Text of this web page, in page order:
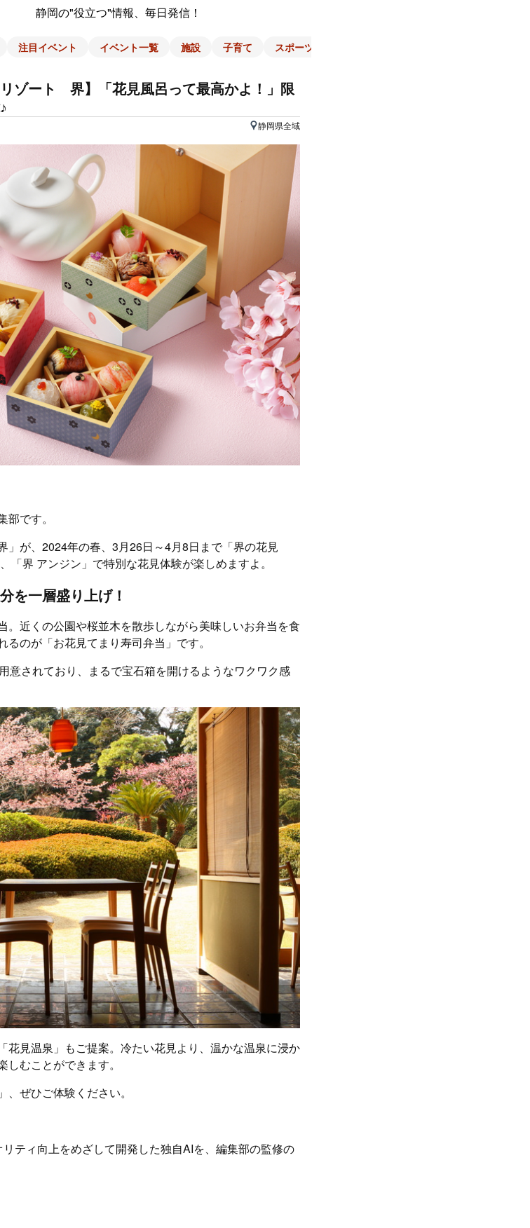
静岡の"役立つ"情報、毎日発信！
注目イベント イベント一覧 施設 子育て スポーツ
ゾート 界】「花見風呂って最高かよ！」限
静岡県全域
です。
」が、2024年の春、3月26日～4月8日まで「界の花見
「界 アンジン」で特別な花見体験が楽しめますよ。
を一層盛り上げ！
。近くの公園や桜並木を散歩しながら美味しいお弁当を食
のが「お花見てまり寿司弁当」です。
意されており、まるで宝石箱を開けるようなワクワク感
花見温泉」もご提案。冷たい花見より、温かな温泉に浸か
むことができます。
ぜひご体験ください。
ティ向上をめざして開発した独自AIを、編集部の監修の